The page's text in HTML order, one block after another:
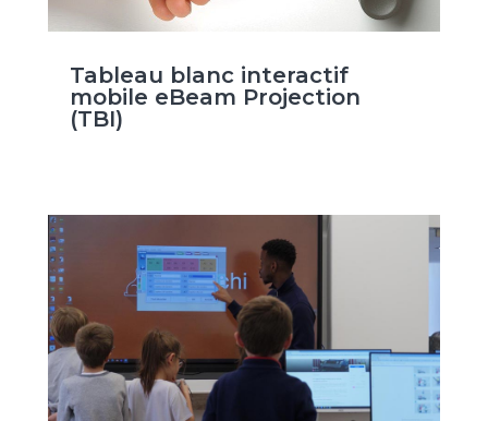
Tableau blanc interactif
mobile eBeam Projection
(TBI)